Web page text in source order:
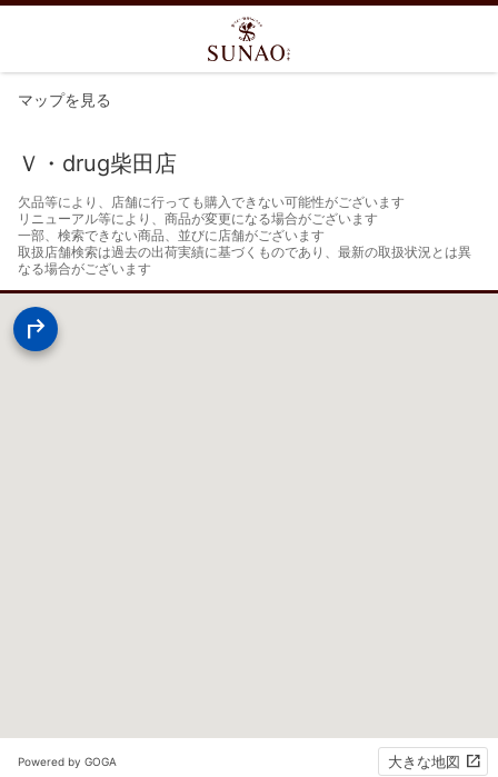
マップを見る
Ｖ・drug柴田店
欠品等により、店舗に行っても購入できない可能性がございます
リニューアル等により、商品が変更になる場合がございます
一部、検索できない商品、並びに店舗がございます
取扱店舗検索は過去の出荷実績に基づくものであり、最新の取扱状況とは異
なる場合がございます
Powered by GOGA 大きな地図